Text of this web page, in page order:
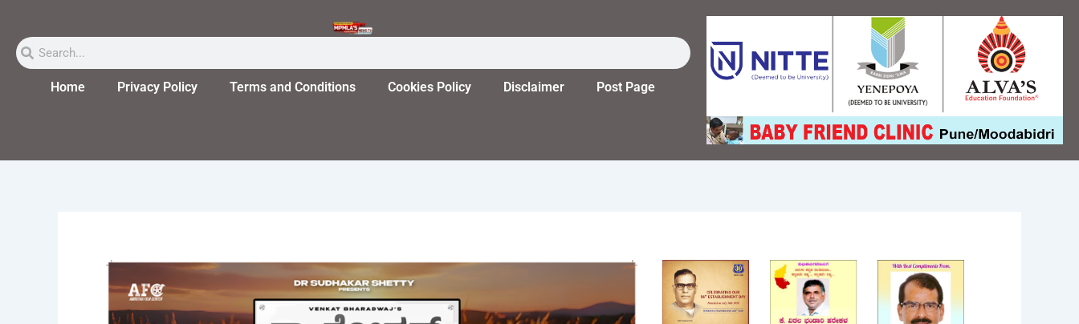
content
SearchSearch
Home Privacy Policy Terms and Conditions Cookies Policy Disclaimer Post Page